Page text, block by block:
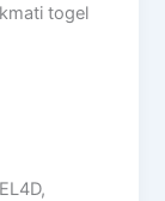
togel